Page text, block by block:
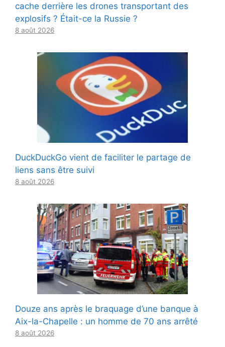
cache derrière les drones transportant des
explosifs ? Était-ce la Russie ?
8 août 2026
DuckDuckGo vient de faciliter le partage de
liens sans être suivi
8 août 2026
Douze ans après le braquage d’une banque à
Aix-la-Chapelle : un homme de 70 ans arrêté
8 août 2026